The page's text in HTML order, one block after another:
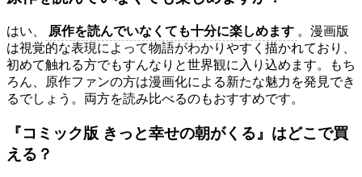
はい、 原作を読んでいなくても十分に楽しめます 。漫画版
は視覚的な表現によって物語がわかりやすく描かれており、
初めて触れる方でもすんなりと世界観に入り込めます。もち
ろん、原作ファンの方は漫画化による新たな魅力を発見でき
るでしょう。両方を読み比べるのもおすすめです。
『コミック版 きっと幸せの朝がくる』はどこで買
える？